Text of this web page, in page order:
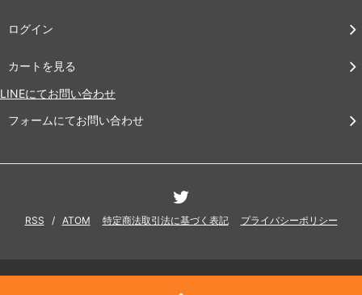
ログイン
カートを見る
LINEにてお問い合わせ
フォームにてお問い合わせ
RSS / ATOM 特定商法取引法に基づく表記 プライバシーポリシー